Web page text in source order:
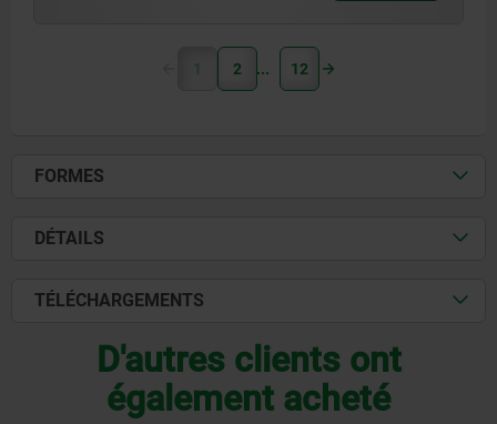
1 2 12
FORMES
DÉTAILS
TÉLÉCHARGEMENTS
D'autres clients ont
également acheté